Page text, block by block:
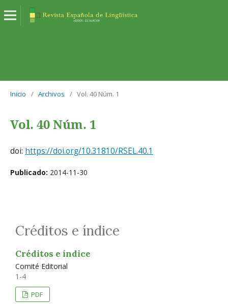
Inicio / Archivos / Vol. 40 Núm. 1
Vol. 40 Núm. 1
doi: https://doi.org/10.31810/RSEL.40.1
Publicado: 2014-11-30
Créditos e índice
Créditos e índice
Comité Editorial
1-4
PDF